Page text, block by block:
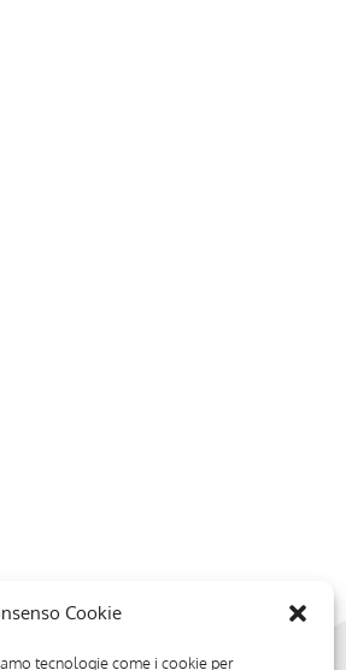
Cookie
tecnologie come i cookie per